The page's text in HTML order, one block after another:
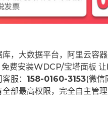
库，大数据平台，阿里云容
费安装WDCP/宝塔面板 让
服： 158-0160-3153(微信
部最高权限，完全自主管